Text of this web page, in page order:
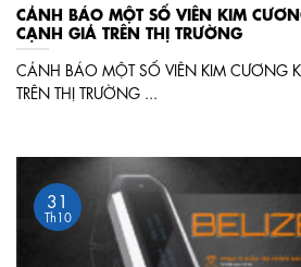
CẢNH BÁO MỘT SỐ VIÊN KIM
CẠNH GIẢ TRÊN THỊ TRƯỜNG
CẢNH BÁO MỘT SỐ VIÊN KIM CƯƠNG
TRÊN THỊ TRƯỜNG ...
31
Th10